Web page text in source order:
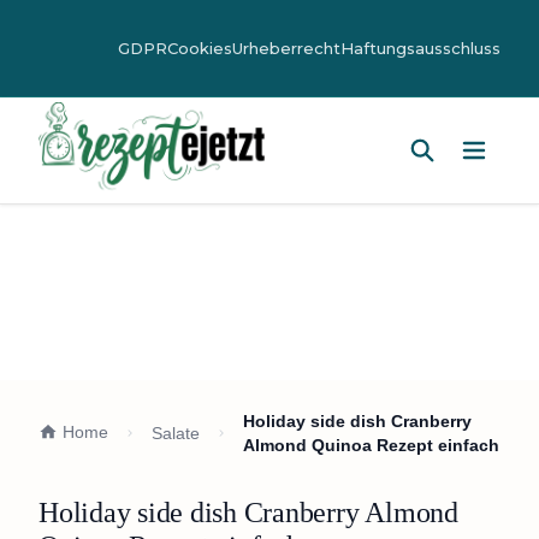
GDPRCookiesUrheberrechtHaftungsausschluss
Home Salate
Holiday side dish Cranberry
Almond Quinoa Rezept einfach
Holiday side dish Cranberry Almond